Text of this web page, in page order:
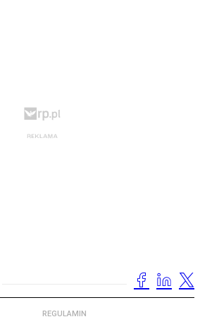
REGULAMIN